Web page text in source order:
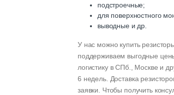
подстроечные;
для поверхностного
выводные и др.
У нас можно купить
поддерживаем выгодные
логистику в СПб., Москве и
6 недель. Доставка
заявки. Чтобы получить